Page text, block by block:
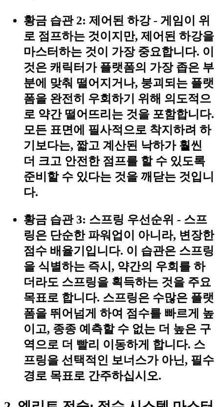
황금 습관 2: 제어된 하강- 게임이 위
로 점프하는 것이지만, 제어된 하강을
마스터하는 것이 가장 중요합니다. 이
것은 캐릭터가 플랫폼의 가장 좁은 부
분에 맞춰 떨어지거나, 붕괴되는 플랫
폼을 완전히 우회하기 위해 의도적으
로 약간 떨어뜨리는 것을 포함합니다.
모든 표면에 필사적으로 착지하려 하
기보다는, 짧고 계산된 낙하가 훨씬
더 크고 안전한 점프를 할 수 있도록
준비할 수 있다는 것을 깨닫는 것입니
다.
황금 습관 3: 스프링 우선순위 - 스프
링은 단순한 파워업이 아니라, 변장한
점수 배율기입니다. 이 습관은 스프링
을 식별하는 즉시, 약간의 우회를 하
더라도 스프링을 획득하는 것을 주요
목표로 합니다. 스프링은 수많은 플랫
폼을 뛰어넘게 하여 점수를 빠르게 높
이고, 종종 예측할 수 없는 더 높은 구
역으로 더 빨리 이동하게 합니다. 스
프링을 선택적인 보너스가 아닌, 필수
경로 목표로 간주하십시오.